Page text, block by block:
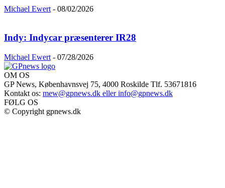
Michael Ewert - 08/02/2026
Indy: Indycar præsenterer IR28
Michael Ewert - 07/28/2026
OM OS
GP News, Københavnsvej 75, 4000 Roskilde Tlf. 53671816
Kontakt os: mew@gpnews.dk eller info@gpnews.dk
FØLG OS
© Copyright gpnews.dk